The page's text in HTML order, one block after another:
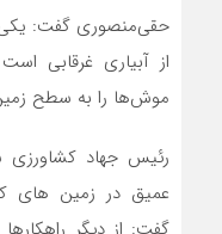
حقی‌منصوری گفت: یکی
از آبیاری غرقابی
موش‌ها را به سطح زمین
رئیس جهاد کشاورزی
عمیق در زمین ‌های